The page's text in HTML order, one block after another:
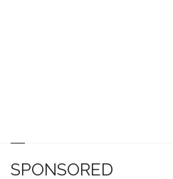
SPONSORED